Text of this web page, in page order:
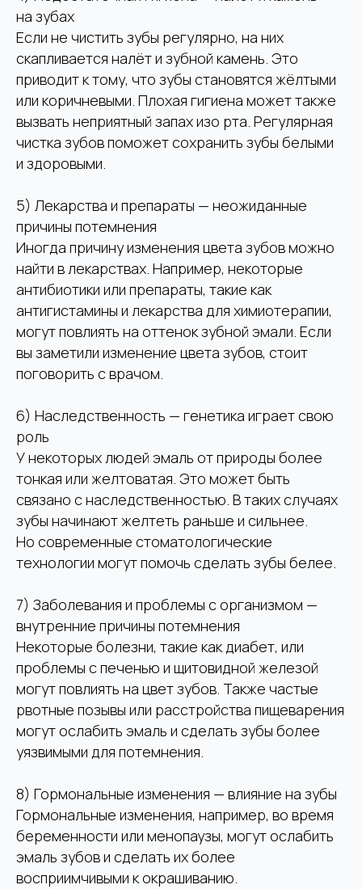
на зубах
Если не чистить зубы регулярно, на них
скапливается налёт и зубной камень. Это
приводит к тому, что зубы становятся жёлтыми
или коричневыми. Плохая гигиена может также
вызвать неприятный запах изо рта. Регулярная
чистка зубов поможет сохранить зубы белыми
и здоровыми.
5) Лекарства и препараты — неожиданные
причины потемнения
Иногда причину изменения цвета зубов можно
найти в лекарствах. Например, некоторые
антибиотики или препараты, такие как
антигистамины и лекарства для химиотерапии,
могут повлиять на оттенок зубной эмали. Если
вы заметили изменение цвета зубов, стоит
поговорить с врачом.
6) Наследственность — генетика играет свою
роль
У некоторых людей эмаль от природы более
тонкая или желтоватая. Это может быть
связано с наследственностью. В таких случаях
зубы начинают желтеть раньше и сильнее.
Но современные стоматологические
технологии могут помочь сделать зубы белее.
7) Заболевания и проблемы с организмом —
внутренние причины потемнения
Некоторые болезни, такие как диабет, или
проблемы с печенью и щитовидной железой
могут повлиять на цвет зубов. Также частые
рвотные позывы или расстройства пищеварения
могут ослабить эмаль и сделать зубы более
уязвимыми для потемнения.
8) Гормональные изменения — влияние на зубы
Гормональные изменения, например, во время
беременности или менопаузы, могут ослабить
эмаль зубов и сделать их более
восприимчивыми к окрашиванию.